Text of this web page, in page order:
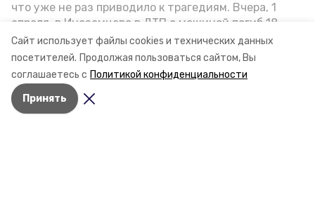
Сайт использует файлы cookies и технических данных
посетителей. Продолжая пользоваться сайтом, Вы
соглашаетесь с Политикой конфиденциальности
Принять
что уже не раз приводило к трагедиям. Вчера, 1
апреля, в Иноземцево в ДТП с машиной погиб 18-
летний пассажир питбайка, катавшийся без шлема.
Как избежать несчастных случаев, обсудили на
пресс-конференции «Победы26» в РИЦ СК
представители Госавтоинспекции и Общественной
палаты Ставропольского края.